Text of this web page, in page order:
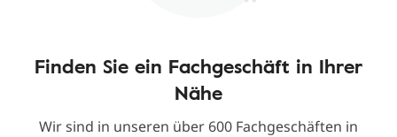
Finden Sie ein Fachgeschäft in Ihrer
Nähe
Wir sind in unseren über 600 Fachgeschäften in